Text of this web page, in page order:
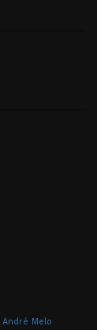
André Melo